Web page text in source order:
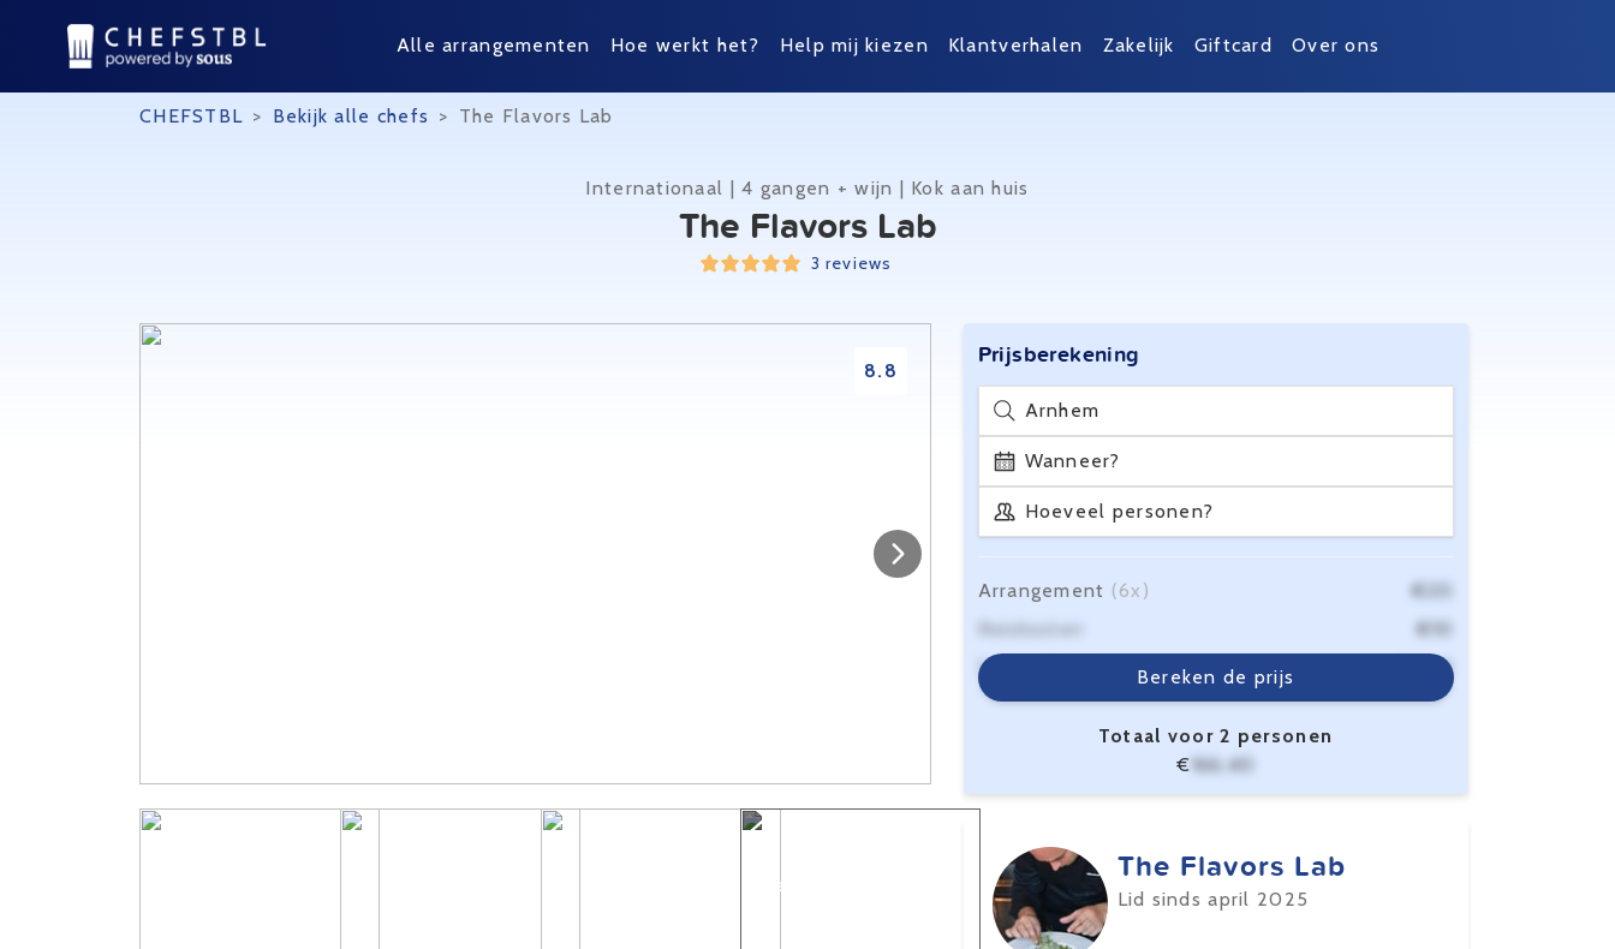
Alle arrangementen Hoe werkt het? Help mij kiezen Klantverhalen Zakelijk Giftcard Over ons
CHEFSTBL > Bekijk alle chefs > The Flavors Lab
Internationaal | 4 gangen + wijn | Kok aan huis
The Flavors Lab
3 reviews
8.8
Bekijk 11 foto's
Prijsberekening
Arnhem
Wanneer?
Hoeveel personen?
Bereken de prijs
Arrangement (6x)
€20
Reiskosten
€10
Servicekosten
€6,40
Totaal voor 2 personen
€ 166,40
The Flavors Lab
Lid sinds april 2025